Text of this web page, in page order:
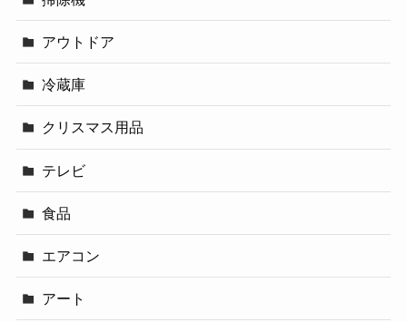
アウトドア
冷蔵庫
クリスマス用品
テレビ
食品
エアコン
アート